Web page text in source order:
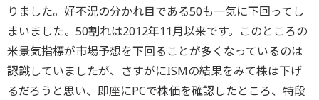
りました。好不況の分かれ目である50も一気に下回ってし
まいました。50割れは2012年11月以来です。このところの
米景気指標が市場予想を下回ることが多くなっているのは
認識していましたが、さすがにISMの結果をみて株は下げ
るだろうと思い、即座にPCで株価を確認したところ、特段